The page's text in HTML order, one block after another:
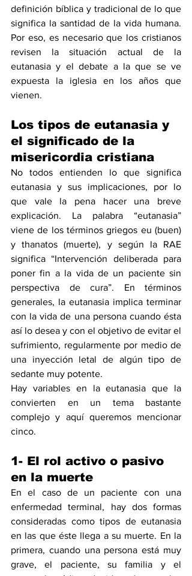
definición bíblica y tradicional de lo que
significa la santidad de la vida humana.
Por eso, es necesario que los cristianos
revisen la situación actual de la
eutanasia y el debate a la que se ve
expuesta la iglesia en los años que
vienen.
Los tipos de eutanasia y
el significado de la
misericordia cristiana
No todos entienden lo que significa
eutanasia y sus implicaciones, por lo
que vale la pena hacer una breve
explicación. La palabra “eutanasia”
viene de los términos griegos eu (buen)
y thanatos (muerte), y según la RAE
significa “Intervención deliberada para
poner fin a la vida de un paciente sin
perspectiva de cura”. En términos
generales, la eutanasia implica terminar
con la vida de una persona cuando ésta
así lo desea y con el objetivo de evitar el
sufrimiento, regularmente por medio de
una inyección letal de algún tipo de
sedante muy potente.
Hay variables en la eutanasia que la
convierten en un tema bastante
complejo y aquí queremos mencionar
cinco.
1- El rol activo o pasivo
en la muerte
En el caso de un paciente con una
enfermedad terminal, hay dos formas
consideradas como tipos de eutanasia
en las que éste llega a su muerte. En la
primera, cuando una persona está muy
grave, el paciente, su familia y el